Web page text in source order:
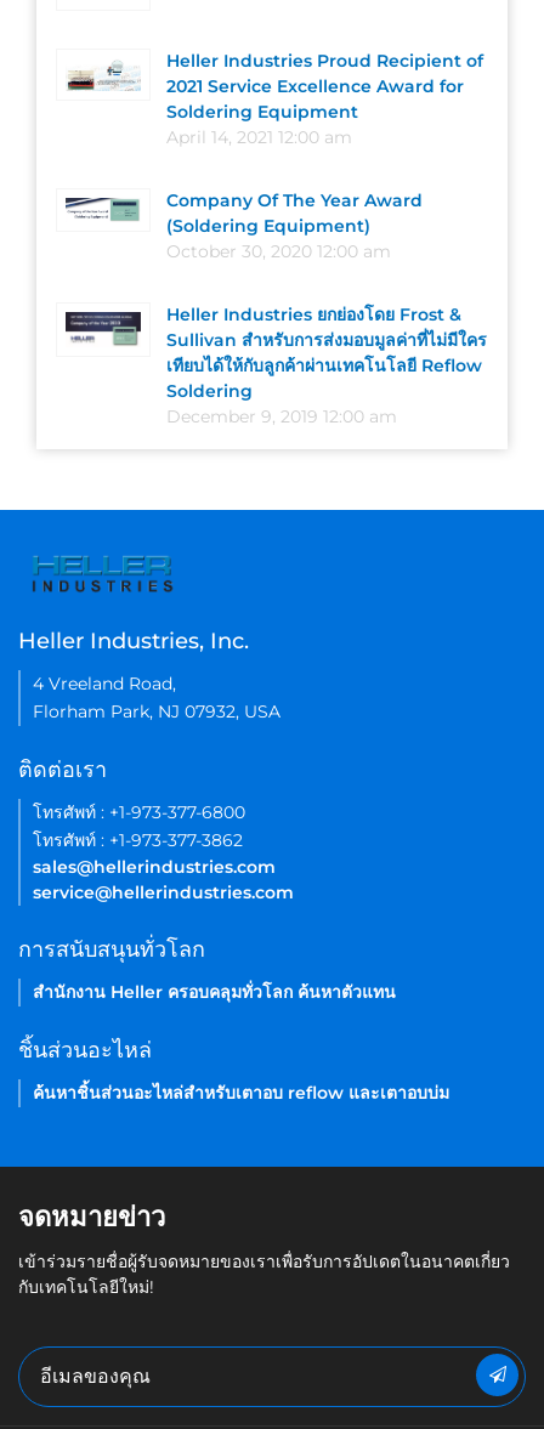
Heller Industries Proud Recipient of
2021 Service Excellence Award for
Soldering Equipment
April 14, 2021 12:00 am
Company Of The Year Award
(Soldering Equipment)
October 30, 2020 12:00 am
Heller Industries ยกย่องโดย Frost &
Sullivan สำหรับการส่งมอบมูลค่าที่ไม่มีใคร
เทียบได้ให้กับลูกค้าผ่านเทคโนโลยี Reflow
Soldering
December 9, 2019 12:00 am
Heller Industries, Inc.
4 Vreeland Road,
Florham Park, NJ 07932, USA
ติดต่อเรา
โทรศัพท์ : +1-973-377-6800
โทรศัพท์ : +1-973-377-3862
sales@hellerindustries.com
service@hellerindustries.com
การสนับสนุนทั่วโลก
สำนักงาน Heller ครอบคลุมทั่วโลก ค้นหาตัวแทน
ชิ้นส่วนอะไหล่
ค้นหาชิ้นส่วนอะไหล่สำหรับเตาอบ reflow และเตาอบบ่ม
จดหมายข่าว
เข้าร่วมรายชื่อผู้รับจดหมายของเราเพื่อรับการอัปเดตในอนาคตเกี่ยว
กับเทคโนโลยีใหม่!